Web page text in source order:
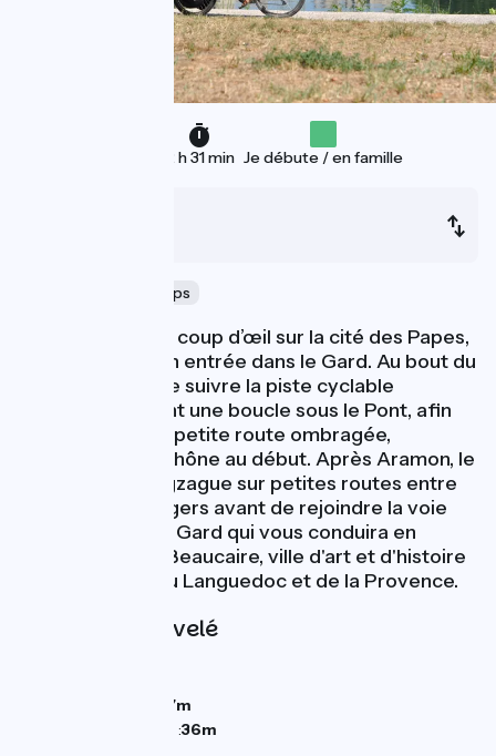
2 h 31 min Je débute / en famille
Voyage dans le temps
Après un dernier coup d’œil sur la cité des Papes,
ViaRhôna fait son entrée dans le Gard. Au bout du
Pont du Royaume suivre la piste cyclable
aménagée faisant une boucle sous le Pont, afin
de rejoindre une petite route ombragée,
surplombant le Rhône au début. Après Aramon, le
parcours vélo zigzague sur petites routes entre
vignobles et vergers avant de rejoindre la voie
verte du pont du Gard qui vous conduira en
douceur jusqu'à Beaucaire, ville d'art et d'histoire
au croisement du Languedoc et de la Provence.
Pentes et dénivelé
7m
Point le plus élevé :36m